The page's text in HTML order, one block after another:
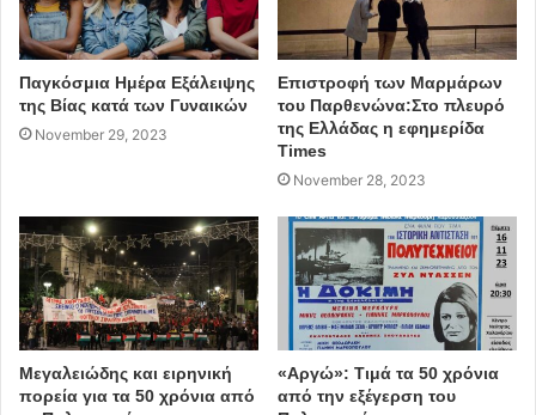
Παγκόσμια Ημέρα Εξάλειψης
της Βίας κατά των Γυναικών
November 29, 2023
Επιστροφή των Μαρμάρων
του Παρθενώνα:Στο πλευρό
της Ελλάδας η εφημερίδα
Times
November 28, 2023
Μεγαλειώδης και ειρηνική
πορεία για τα 50 χρόνια από
«Αργώ»: Τιμά τα 50 χρόνια
από την εξέγερση του